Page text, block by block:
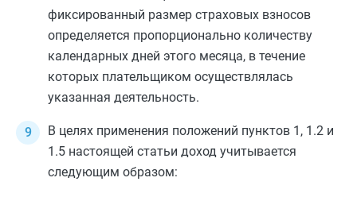
фиксированный размер страховых взносов
определяется пропорционально количеству
календарных дней этого месяца, в течение
которых плательщиком осуществлялась
указанная деятельность.
В целях применения положений пунктов 1 , 1.2 и
1.5 настоящей статьи доход учитывается
следующим образом: